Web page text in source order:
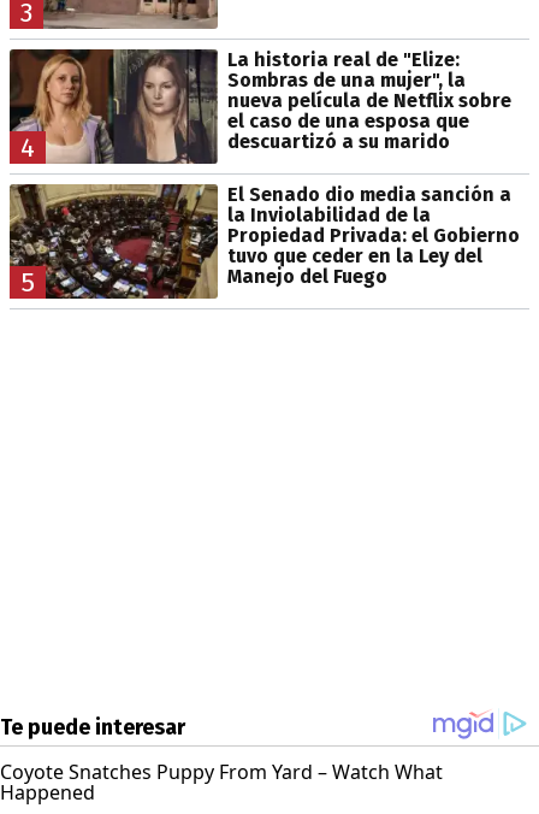
3
4
La historia real de "Elize:
Sombras de una mujer", la
nueva película de Netflix sobre
el caso de una esposa que
descuartizó a su marido
5
El Senado dio media sanción a
la Inviolabilidad de la
Propiedad Privada: el Gobierno
tuvo que ceder en la Ley del
Manejo del Fuego